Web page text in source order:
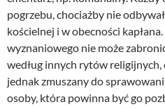
pogrzebu, chociażby nie
kościelnej i w obecności
wyznaniowego nie może
według innych rytów religijnych,
jednak zmuszany do
osoby, która powinna być go